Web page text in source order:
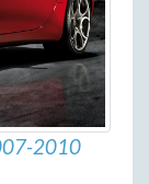
2010